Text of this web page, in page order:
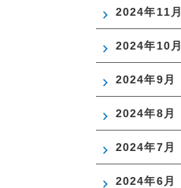
2024年11月
2024年10月
2024年9月
2024年8月
2024年7月
2024年6月